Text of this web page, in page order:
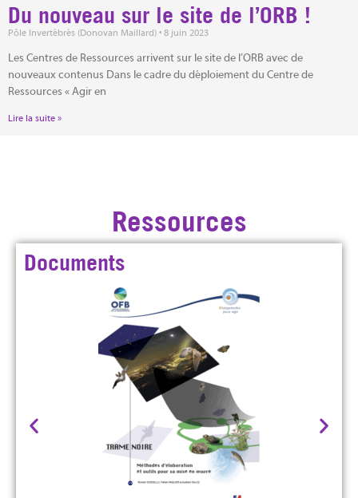
Du nouveau sur le site de l’ORB !
Pôle Invertébrés (Donovan Maillard) 8 juin 2023
Les Centres de Ressources arrivent sur le site de l’ORB avec de
nouveaux contenus Dans le cadre du déploiement du Centre de
Ressources « Agir en
Lire la suite »
Ressources
Documents